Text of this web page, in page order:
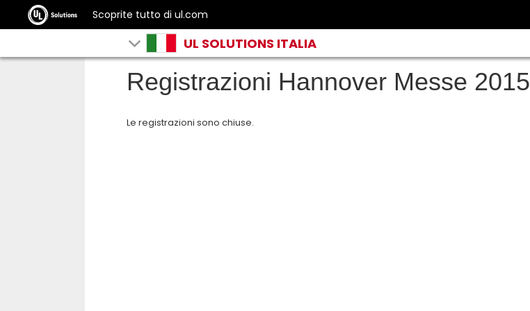
Scoprite tutto di ul.com
UL SOLUTIONS ITALIA
Registrazioni Hannover Messe 2015
Le registrazioni sono chiuse.